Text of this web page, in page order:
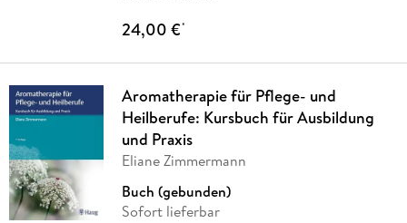
24,00 €*
Aromatherapie für Pflege- und
Heilberufe: Kursbuch für Ausbildung
und Praxis
Eliane Zimmermann
Buch (gebunden)
Sofort lieferbar